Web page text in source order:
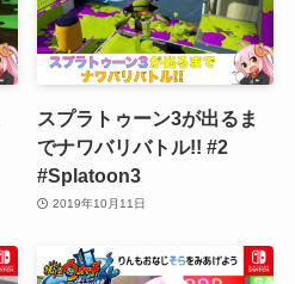
スプラトゥーン3が出るま
でナワバリバトル!! #2
#Splatoon3
2019年10月11日